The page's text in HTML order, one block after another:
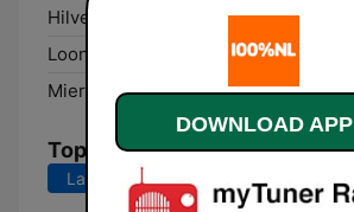
Hilversum:
Loon op Zand:
90.0 FM
Mierlo:
94.9 FM
Top Songs
Last 7 days Last 30 days
DOWNLOAD APP